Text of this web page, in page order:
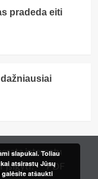
pradeda eiti
internetu
įsigyti? PDF
slapukai. Toliau
atsirastų Jūsų
atšaukti